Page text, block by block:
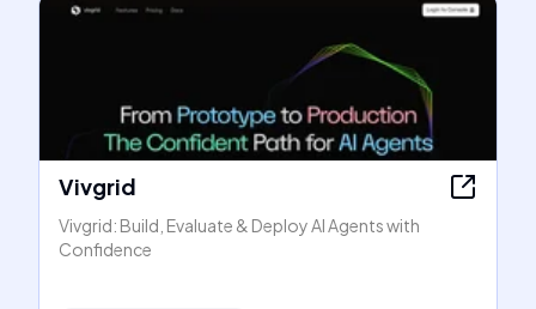
Vivgrid
Vivgrid: Build, Evaluate & Deploy AI Agents with
Confidence